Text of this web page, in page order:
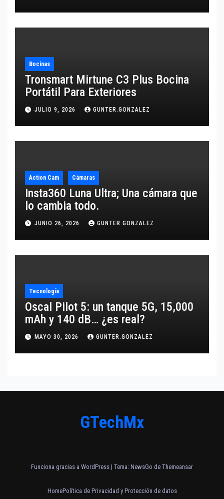
Bocinas
Tronsmart Mirtune C3 Plus Bocina
Portátil Para Exteriores
JULIO 9, 2026 GUNTER.GONZALEZ
Action Cam Cámaras
Insta360 Luna Ultra; Una cámara que
lo cambia todo.
JUNIO 26, 2026 GUNTER.GONZALEZ
Tecnología
Oscal Pilot 5: un tanque 5G, 15,000
mAh y 140 dB… ¿es real?
MAYO 30, 2026 GUNTER.GONZALEZ
GTechMx
Funciona gracias a WordPress | Tema: NewsGo de Themeansar
HomePolítica de Privacidad y Protección de datos